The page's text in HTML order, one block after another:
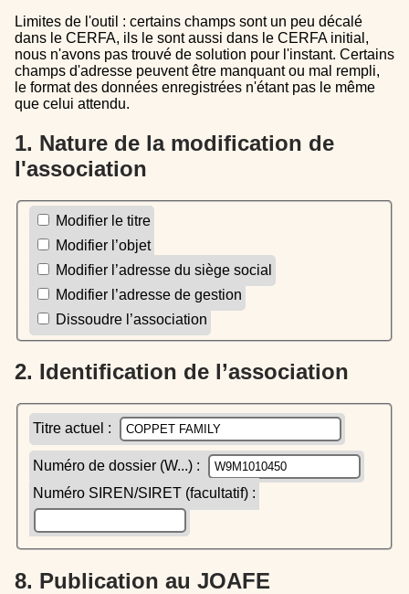
Limites de l'outil : certains champs sont un peu décalé
dans le CERFA, ils le sont aussi dans le CERFA initial,
nous n'avons pas trouvé de solution pour l'instant. Certains
champs d'adresse peuvent être manquant ou mal rempli,
le format des données enregistrées n'étant pas le même
que celui attendu.
1. Nature de la modification de
l'association
Modifier le titre
Modifier l’objet
Modifier l’adresse du siège social
Modifier l’adresse de gestion
Dissoudre l’association
2. Identification de l’association
Titre actuel :
Numéro de dossier (W...) :
Numéro SIREN/SIRET (facultatif) :
8. Publication au JOAFE